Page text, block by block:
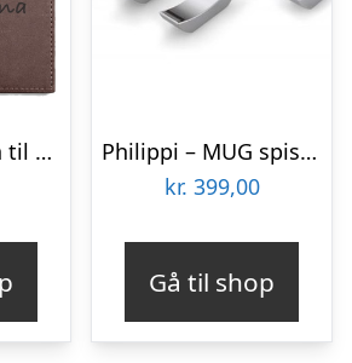
Gæstebog Brun til bryllup med linjer 20 x 27 cm
Philippi – MUG spisepinde, 2 par
kr. 399,00
Gå til shop